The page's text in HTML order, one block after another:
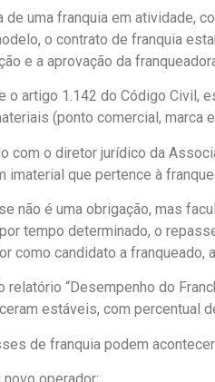
de uma franquia em atividade,
o contrato de franquia
e a aprovação da
o artigo 1.142 do Código Civil,
(ponto comercial, marca
com o diretor jurídico da
imaterial que pertence à
não é uma obrigação, mas
tempo determinado, o
como candidato a franqueado,
relatório “Desempenho do
estáveis, com percentual
de franquia podem